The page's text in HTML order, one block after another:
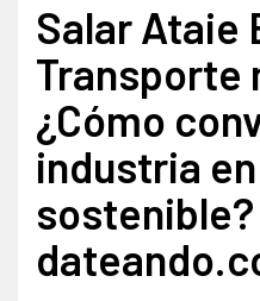
Salar Ataie
Transporte
¿Cómo
industria